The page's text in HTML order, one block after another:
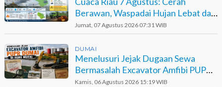
Berawan, Waspadai Hujan Lebat dan
Petir
Jumat, 07 Agustus 2026 07:31 WIB
DUMAI
Menelusuri Jejak Dugaan Sewa
Bermasalah Excavator Amfibi PUPR
Dumai di Agro Murni
Kamis, 06 Agustus 2026 15:19 WIB